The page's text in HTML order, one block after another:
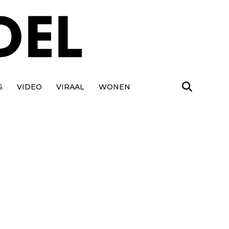
VIDEO VIRAAL WONEN